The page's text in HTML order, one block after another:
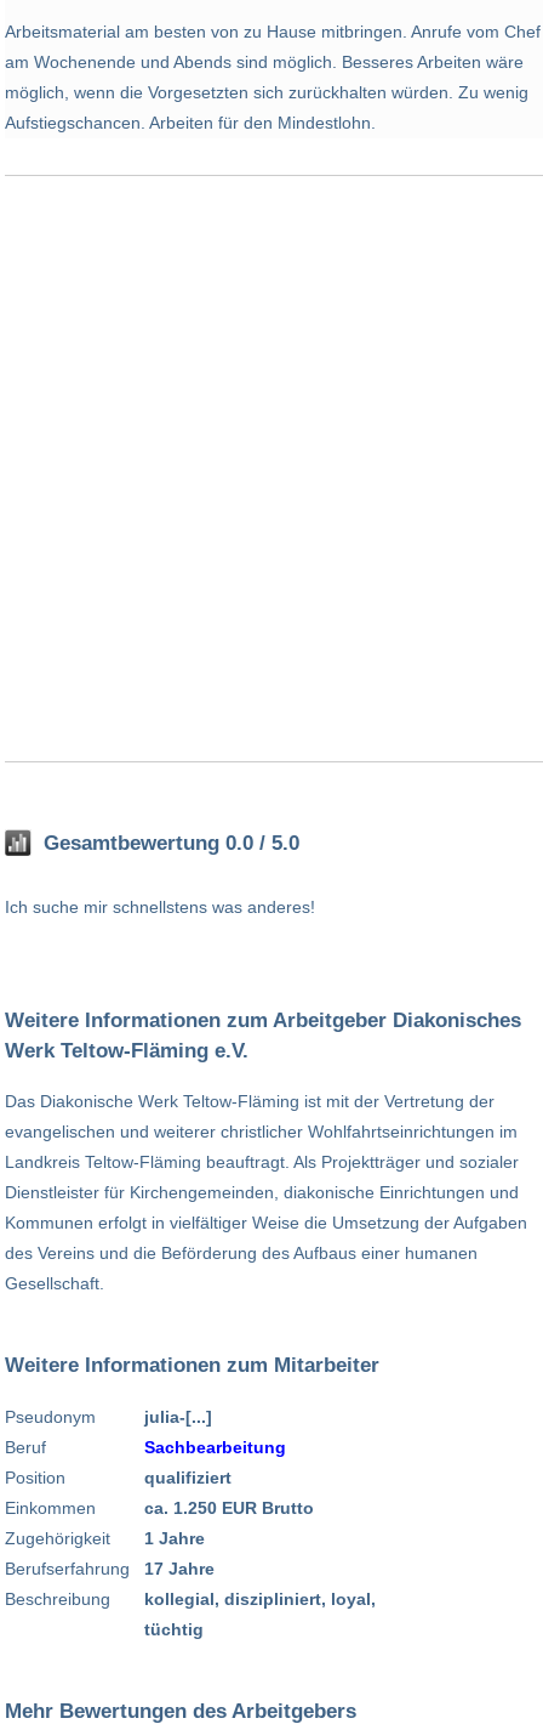
Arbeitsmaterial am besten von zu Hause mitbringen. Anrufe vom Chef
am Wochenende und Abends sind möglich. Besseres Arbeiten wäre
möglich, wenn die Vorgesetzten sich zurückhalten würden. Zu wenig
Aufstiegschancen. Arbeiten für den Mindestlohn.
Gesamtbewertung 0.0 / 5.0
Ich suche mir schnellstens was anderes!
Weitere Informationen zum Arbeitgeber Diakonisches
Werk Teltow-Fläming e.V.
Das Diakonische Werk Teltow-Fläming ist mit der Vertretung der
evangelischen und weiterer christlicher Wohlfahrtseinrichtungen im
Landkreis Teltow-Fläming beauftragt. Als Projektträger und sozialer
Dienstleister für Kirchengemeinden, diakonische Einrichtungen und
Kommunen erfolgt in vielfältiger Weise die Umsetzung der Aufgaben
des Vereins und die Beförderung des Aufbaus einer humanen
Gesellschaft.
Weitere Informationen zum Mitarbeiter
Pseudonym
Beruf
Position
Einkommen
Zugehörigkeit
Berufserfahrung
Beschreibung
julia-[...]
Sachbearbeitung
qualifiziert
ca. 1.250 EUR Brutto
1 Jahre
17 Jahre
kollegial, diszipliniert, loyal,
tüchtig
Mehr Bewertungen des Arbeitgebers